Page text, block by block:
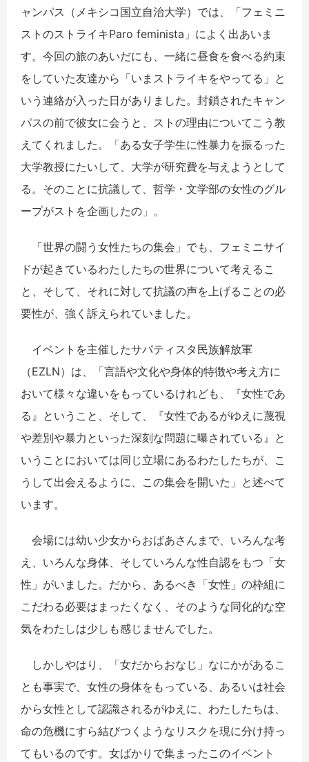
ャンパス（メキシコ国立自治大学）では、「フェミニ
ストのストライキParo feminista」によく出あいま
す。今回の旅のあいだにも、一緒に昼食を食べる約束
をしていた友達から「いまストライキをやってる」と
いう連絡が入った日がありました。封鎖されたキャン
パスの前で彼女に会うと、ストの理由についてこう教
えてくれました。「ある女子学生に性暴力を振るった
大学教授にたいして、大学が研究費を与えようとして
る。そのことに抗議して、哲学・文学部の女性のグル
ープがストを企画したの」。
「世界の闘う女性たちの集会」でも、フェミニサイ
ドが起きているわたしたちの世界について考えるこ
と、そして、それに対して抗議の声を上げることの必
要性が、強く訴えられていました。
イベントを主催したサパティスタ民族解放軍
（EZLN）は、「言語や文化や身体的特徴や考え方に
おいて様々な違いをもっているけれども、『女性であ
る』ということ、そして、『女性であるがゆえに蔑視
や差別や暴力といった深刻な問題に曝されている』と
いうことにおいては同じ立場にあるわたしたちが、こ
うして出会えるように、この集会を開いた」と述べて
います。
会場には幼い少女からおばあさんまで、いろんな考
え、いろんな身体、そしていろんな性自認をもつ「女
性」がいました。だから、あるべき「女性」の枠組に
こだわる必要はまったくなく、そのような同化的な空
気をわたしは少しも感じませんでした。
しかしやはり、「女だからおなじ」なにかがあるこ
とも事実で、女性の身体をもっている、あるいは社会
から女性として認識されるがゆえに、わたしたちは、
命の危機にすら結びつくようなリスクを現に分け持っ
てもいるのです。女ばかりで集まったこのイベント